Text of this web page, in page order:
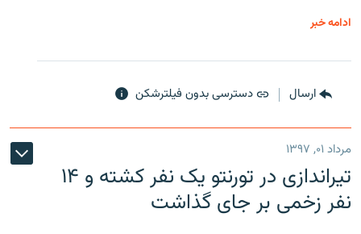
ادامه خبر
ارسال دسترسی بدون فیلترشکن
مرداد ۰۱, ۱۳۹۷
تیراندازی در تورنتو یک نفر کشته و ۱۴
نفر زخمی بر جای گذاشت